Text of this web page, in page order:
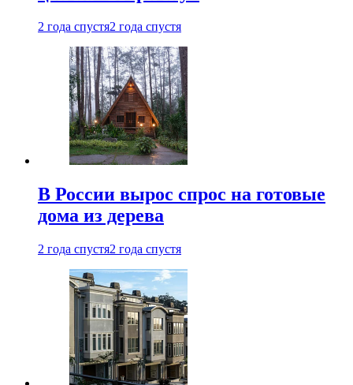
2 года спустя2 года спустя
В России вырос спрос на готовые
дома из дерева
2 года спустя2 года спустя